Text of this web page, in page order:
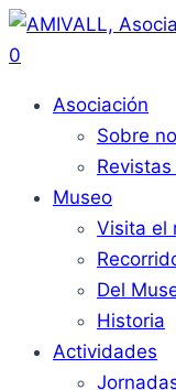
0
Asociación
Sobre
Museo
Visita el
Del
Historia
Actividades